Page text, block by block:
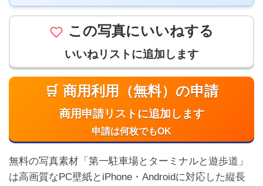
この写真にいいねする
いいねリストに追加します
🛒 商用利用（無料）の申請
商用申請リストに追加します
申請は何枚でもOK
無料の写真素材「第一駐車場とターミナルと遊歩道」
は高画質なPC壁紙とiPhone・Androidに対応した縦長